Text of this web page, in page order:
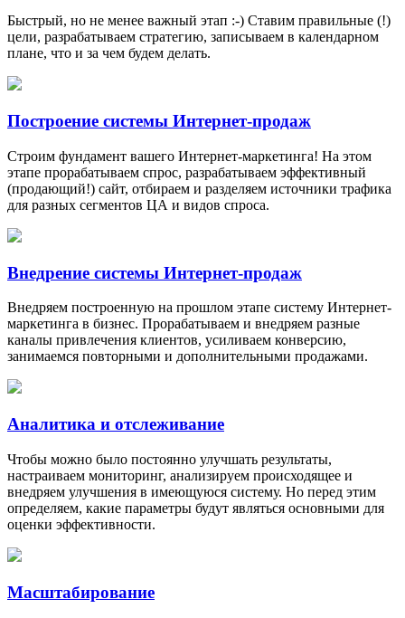
Быстрый, но не менее важный этап :-) Ставим правильные (!)
цели, разрабатываем стратегию, записываем в календарном
плане, что и за чем будем делать.
Построение системы Интернет-продаж
Строим фундамент вашего Интернет-маркетинга! На этом
этапе прорабатываем спрос, разрабатываем эффективный
(продающий!) сайт, отбираем и разделяем источники трафика
для разных сегментов ЦА и видов спроса.
Внедрение системы Интернет-продаж
Внедряем построенную на прошлом этапе систему Интернет-
маркетинга в бизнес. Прорабатываем и внедряем разные
каналы привлечения клиентов, усиливаем конверсию,
занимаемся повторными и дополнительными продажами.
Аналитика и отслеживание
Чтобы можно было постоянно улучшать результаты,
настраиваем мониторинг, анализируем происходящее и
внедряем улучшения в имеющуюся систему. Но перед этим
определяем, какие параметры будут являться основными для
оценки эффективности.
Масштабирование